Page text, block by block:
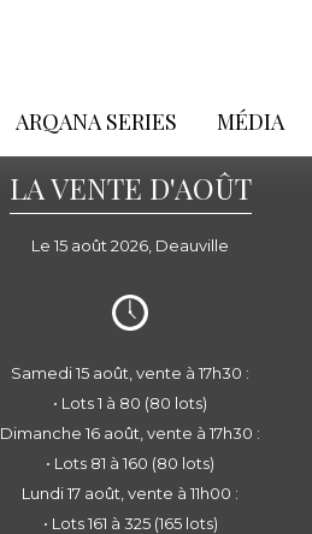
ARQANA SERIES MÉDIA
LA VENTE D'AOÛT
Le 15 août 2026, Deauville
Samedi 15 août, vente à 17h30 :
• Lots 1 à 80 (80 lots)
Dimanche 16 août, vente à 17h30 :
• Lots 81 à 160 (80 lots)
Lundi 17 août, vente à 11h00 :
• Lots 161 à 325 (165 lots)